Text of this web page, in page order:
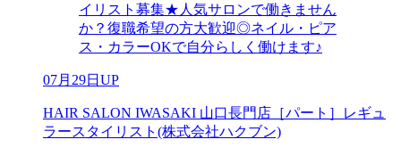
イリスト募集★人気サロンで働きません
か？復職希望の方大歓迎◎ネイル・ピア
ス・カラーOKで自分らしく働けます♪
07月29日UP
HAIR SALON IWASAKI 山口長門店［パート］レギュ
ラースタイリスト(株式会社ハクブン)